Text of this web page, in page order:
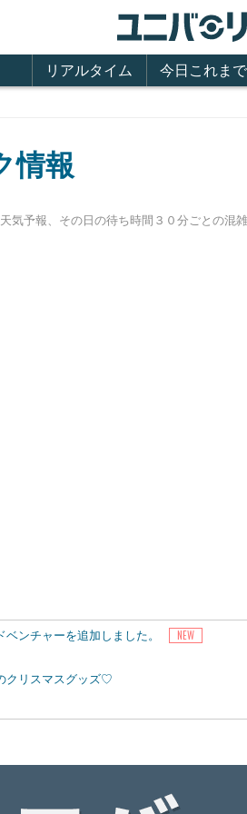
リアルタイム 今日これまで
情報
気予報、その日の待ち時間３０分ごとの
ンチャーを追加しました。
クリスマスグッズ♡